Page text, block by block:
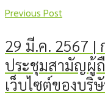
Previous Post
29 มี.ค. 2567 |
ประชุมสามัญผู้
เว็บไซต์ของบริ